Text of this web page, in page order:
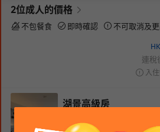
2位成人 的價格
不包餐食 即時確認 不可取消及
連稅
入
湖景高級房